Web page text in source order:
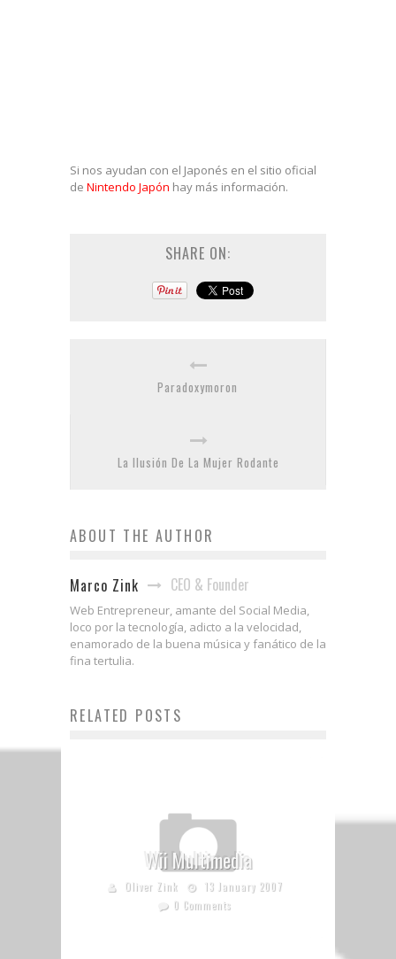
Si nos ayudan con el Japonés en el sitio oficial
de Nintendo Japón hay más información.
SHARE ON:
Paradoxymoron
La Ilusión De La Mujer Rodante
ABOUT THE AUTHOR
Marco Zink CEO & Founder
Web Entrepreneur, amante del Social Media,
loco por la tecnología, adicto a la velocidad,
enamorado de la buena música y fanático de la
fina tertulia.
RELATED POSTS
Wii Multimedia
Oliver Zink
13 January 2007
0 Comments